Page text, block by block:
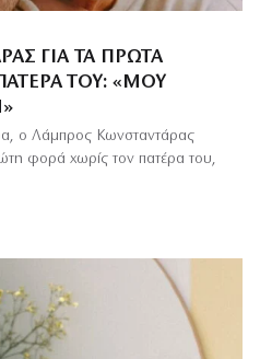
ΓΙΑ ΤΑ ΠΡΏΤΑ
ΤΟΥ: «ΜΟΥ
ο Λάμπρος Κωνσταντάρας
φορά χωρίς τον πατέρα του,